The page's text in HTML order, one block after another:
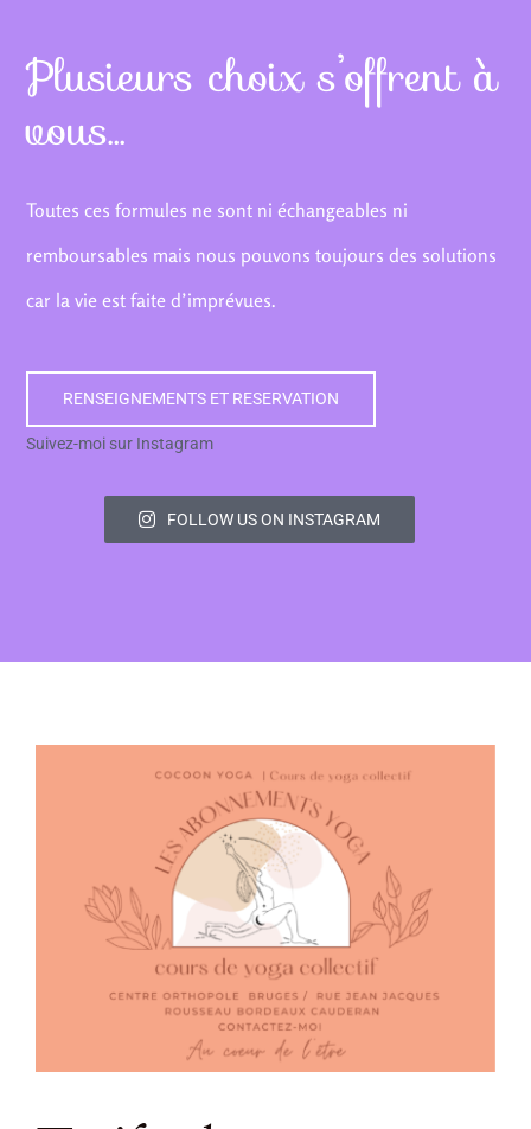
Plusieurs choix s’offrent à
vous…
Toutes ces formules ne sont ni échangeables ni
remboursables mais nous pouvons toujours des solutions
car la vie est faite d’imprévues.
RENSEIGNEMENTS ET RESERVATION
Suivez-moi sur Instagram
FOLLOW US ON INSTAGRAM